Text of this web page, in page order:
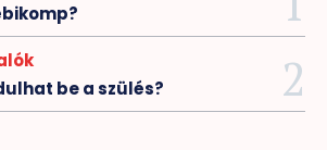
be a szülés?